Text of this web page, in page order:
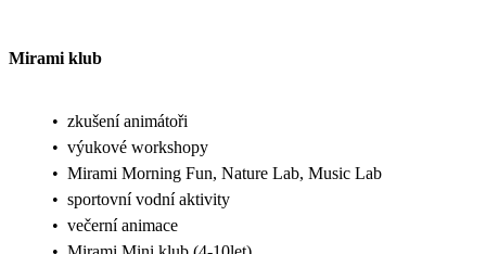
Mirami klub
• zkušení animátoři
• výukové workshopy
• Mirami Morning Fun, Nature Lab, Music Lab
• sportovní vodní aktivity
• večerní animace